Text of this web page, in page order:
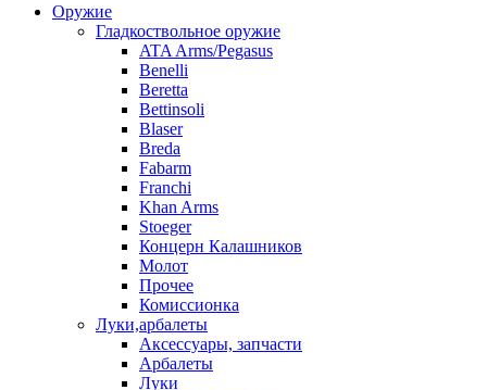
Оружие
Гладкоствольное оружие
ATA Arms/Pegasus
Benelli
Beretta
Bettinsoli
Blaser
Breda
Fabarm
Franchi
Khan Arms
Stoeger
Концерн Калашников
Молот
Прочее
Комиссионка
Луки,арбалеты
Аксессуары, запчасти
Арбалеты
Луки